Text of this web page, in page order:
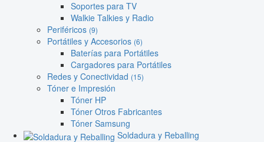
Soportes para TV
Walkie Talkies y Radio
Periféricos (9)
Portátiles y Accesorios (6)
Baterías para Portátiles
Cargadores para Portátiles
Redes y Conectividad (15)
Tóner e Impresión
Tóner HP
Tóner Otros Fabricantes
Tóner Samsung
Soldadura y Reballing